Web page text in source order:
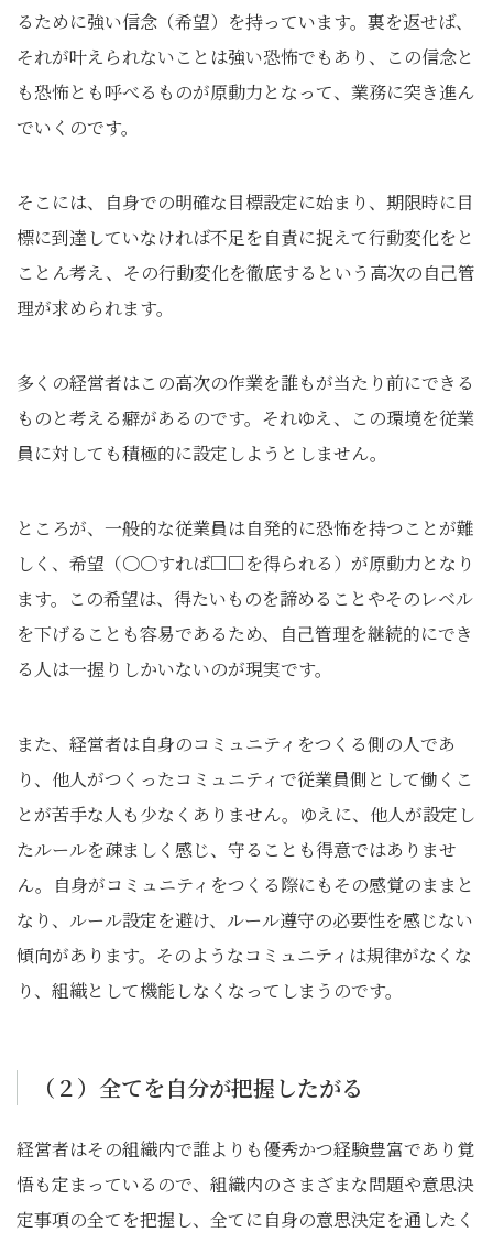
るために強い信念（希望）を持っています。裏を返せば、
それが叶えられないことは強い恐怖でもあり、この信念と
も恐怖とも呼べるものが原動力となって、業務に突き進ん
でいくのです。
そこには、自身での明確な目標設定に始まり、期限時に目
標に到達していなければ不足を自責に捉えて行動変化をと
ことん考え、その行動変化を徹底するという高次の自己管
理が求められます。
多くの経営者はこの高次の作業を誰もが当たり前にできる
ものと考える癖があるのです。それゆえ、この環境を従業
員に対しても積極的に設定しようとしません。
ところが、一般的な従業員は自発的に恐怖を持つことが難
しく、希望（〇〇すれば□□を得られる）が原動力となり
ます。この希望は、得たいものを諦めることやそのレベル
を下げることも容易であるため、自己管理を継続的にでき
る人は一握りしかいないのが現実です。
また、経営者は自身のコミュニティをつくる側の人であ
り、他人がつくったコミュニティで従業員側として働くこ
とが苦手な人も少なくありません。ゆえに、他人が設定し
たルールを疎ましく感じ、守ることも得意ではありませ
ん。自身がコミュニティをつくる際にもその感覚のままと
なり、ルール設定を避け、ルール遵守の必要性を感じない
傾向があります。そのようなコミュニティは規律がなくな
り、組織として機能しなくなってしまうのです。
（２）全てを自分が把握したがる
経営者はその組織内で誰よりも優秀かつ経験豊富であり覚
悟も定まっているので、組織内のさまざまな問題や意思決
定事項の全てを把握し、全てに自身の意思決定を通したく